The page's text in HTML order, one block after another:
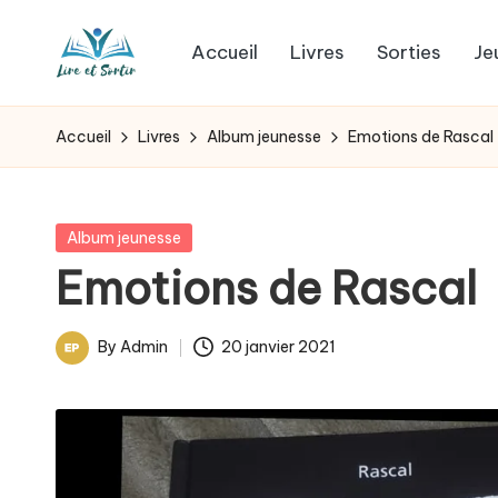
L
i
e
e
t
s
livres
pour
les
goûts,
des
pour
Accueil Livres Sorties
Accueil Livres Album jeunesse Emotions de Rascal
Posted
Album jeunesse
Emotions de Rascal
Posted
By Admin 20 janvier 2021